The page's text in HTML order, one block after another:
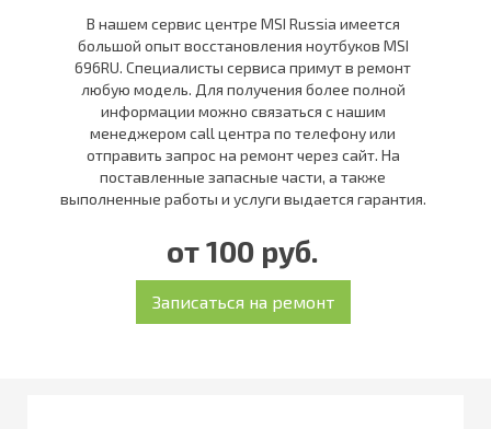
В нашем сервис центре MSI Russia имеется
большой опыт восстановления ноутбуков MSI
696RU. Специалисты сервиса примут в ремонт
любую модель. Для получения более полной
информации можно связаться с нашим
менеджером call центра по телефону или
отправить запрос на ремонт через сайт. На
поставленные запасные части, а также
выполненные работы и услуги выдается гарантия.
от 100 руб.